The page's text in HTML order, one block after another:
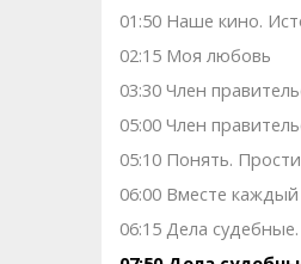
01:50 Наше кино.
02:15 Моя любовь
03:30 Член
05:00 Член
05:10 Понять.
06:00 Вместе
06:15 Дела